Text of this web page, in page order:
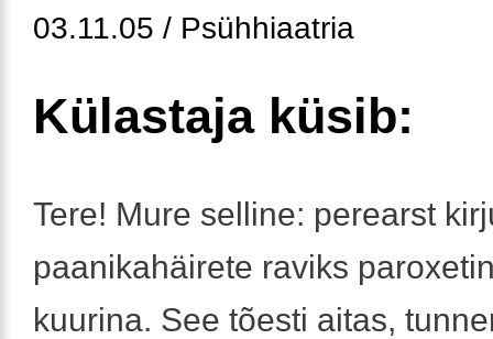
03.11.05 / Psühhiaatria
Külastaja küsib:
Tere! Mure selline: perearst
paanikahäirete raviks
kuurina. See tõesti aitas,